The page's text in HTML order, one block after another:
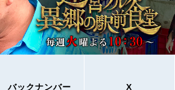
バックナンバー X